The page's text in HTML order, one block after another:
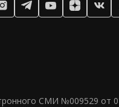
СМИ №009529 от